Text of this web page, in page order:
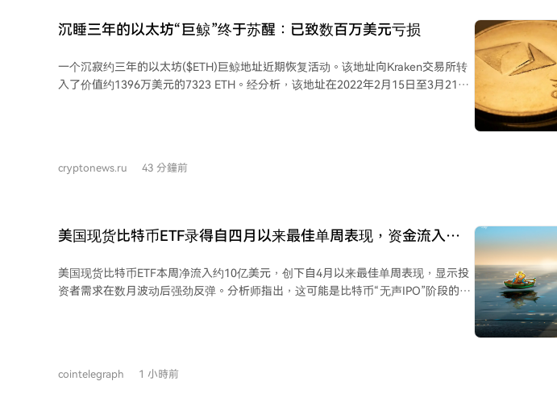
沉睡三年的以太坊“巨鲸”终于苏醒：已致数百万美元亏损
一个沉寂约三年的以太坊($ETH)巨鲸地址近期恢复活动。该地址向Kraken交易所转
入了价值约1396万美元的7323 ETH。经分析，该地址在2022年2月15日至3月21日
cryptonews.ru 43 分鐘前
美国现货比特币ETF录得自四月以来最佳单周表现，资金流入达
美国现货比特币ETF本周净流入约10亿美元，创下自4月以来最佳单周表现，显示投
资者需求在数月波动后强劲反弹。分析师指出，这可能是比特币“无声IPO”阶段的延
尚未证实，但长期来看，部分资金从冷存储迁移至ETF的可能性正在增加。
cointelegraph 1 小時前